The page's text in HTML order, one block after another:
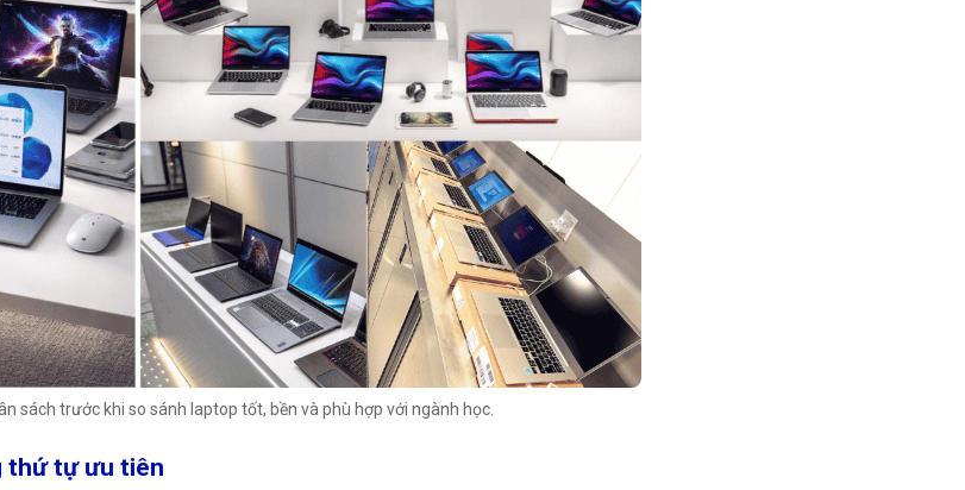
sách trước khi so sánh laptop tốt, bền và phù hợp với ngành học.
thứ tự ưu tiên